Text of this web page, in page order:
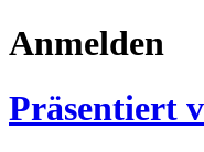
Anmelden
Präsentiert